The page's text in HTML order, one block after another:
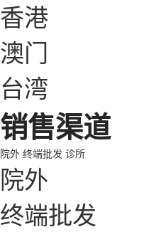
香港
澳门
台湾
销售渠道
院外 终端批发 诊所
院外
终端批发